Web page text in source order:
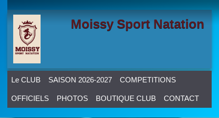
Moissy Sport Natation
Le CLUB SAISON 2026-2027 COMPETITIONS
OFFICIELS PHOTOS BOUTIQUE CLUB CONTACT